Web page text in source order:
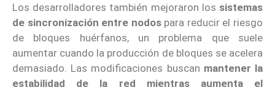
Los desarrolladores también mejoraron los sistemas
de sincronización entre nodospara reducir el riesgo
de bloques huérfanos, un problema que suele
aumentar cuando la producción de bloques se acelera
demasiado. Las modificaciones buscan mantener la
estabilidad de la red mientras aumenta el